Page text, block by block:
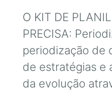
O KIT DE
PRECISA:
periodização de
de estratégias e
da evolução